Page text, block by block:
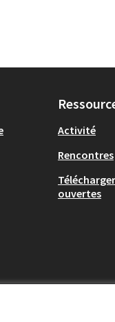
Activité
Rencontres
ouvertes